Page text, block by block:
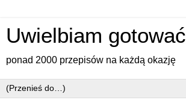
Uwielbiam gotować
ponad 2000 przepisów na każdą okazję